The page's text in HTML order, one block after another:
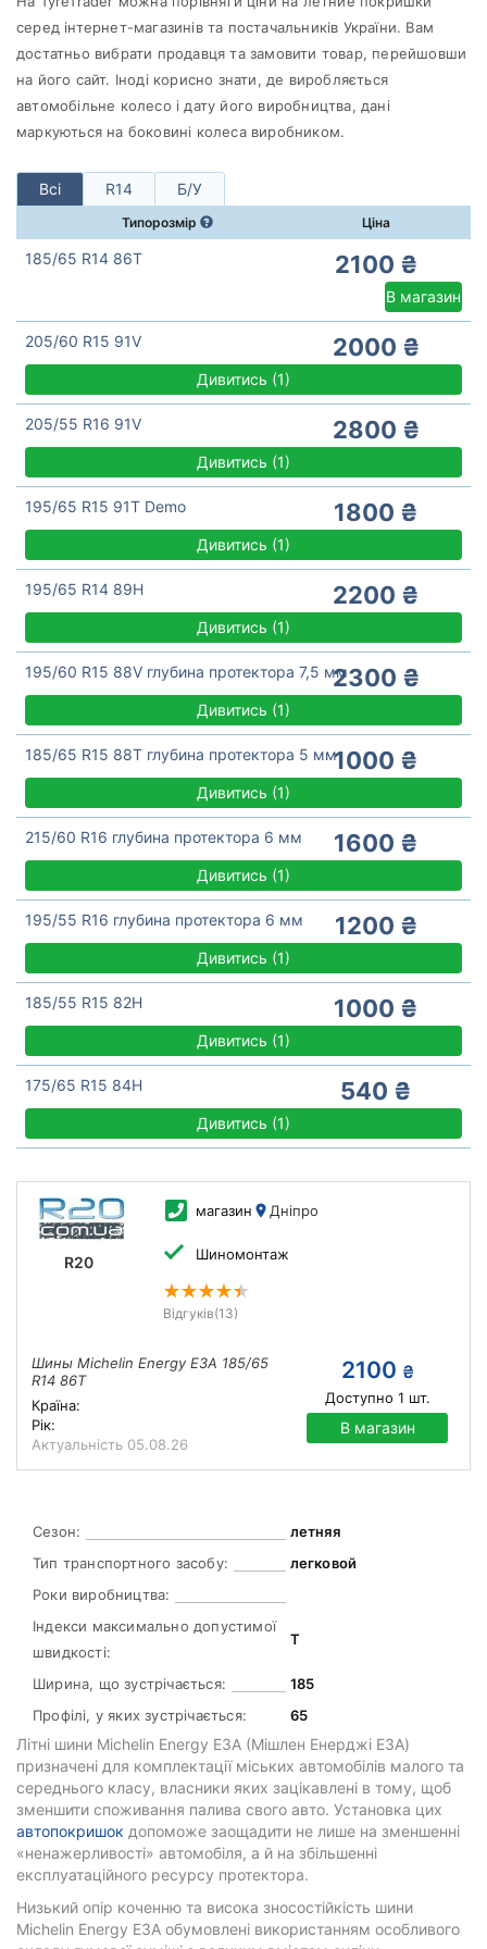
серед інтернет-магазинів та постачальників України. Вам
достатньо вибрати продавця та замовити товар, перейшовши
на його сайт. Іноді корисно знати, де виробляється
автомобільне колесо і дату його виробництва, дані
маркуються на боковині колеса виробником.
Всі R14 Б/У
Типорозмір Ціна
185/65 R14 86T 2100 ₴
В магазин
205/60 R15 91V 2000 ₴
Дивитись (1)
205/55 R16 91V 2800 ₴
Дивитись (1)
195/65 R15 91T Demo 1800 ₴
Дивитись (1)
195/65 R14 89H 2200 ₴
Дивитись (1)
195/60 R15 88V глубина протектора 7,5 мм2300 ₴
Дивитись (1)
185/65 R15 88T глубина протектора 5 мм1000 ₴
Дивитись (1)
215/60 R16 глубина протектора 6 мм 1600 ₴
Дивитись (1)
195/55 R16 глубина протектора 6 мм 1200 ₴
Дивитись (1)
185/55 R15 82H 1000 ₴
Дивитись (1)
175/65 R15 84H 540 ₴
Дивитись (1)
R20
магазин Дніпро
Шиномонтаж
Відгуків(13)
Шины Michelin Energy E3A 185/65
R14 86T
Країна:
Рік:
Актуальність 05.08.26
2100 ₴
Доступно 1 шт.
В магазин
Сезон:
летняя
Тип транспортного засобу:
легковой
Роки виробництва:
Індекси максимально допустимої
швидкості:
T
Ширина, що зустрічається:
185
Профілі, у яких зустрічається:
65
Літні шини Michelin Energy E3A (Мішлен Енерджі Е3А)
призначені для комплектації міських автомобілів малого та
середнього класу, власники яких зацікавлені в тому, щоб
зменшити споживання палива свого авто. Установка цих
автопокришок допоможе заощадити не лише на зменшенні
«ненажерливості» автомобіля, а й на збільшенні
експлуатаційного ресурсу протектора.
Низький опір коченню та висока зносостійкість шини
Michelin Energy E3A обумовлені використанням особливого
Всі бренди
Тип транспортного засобу
Підібрати